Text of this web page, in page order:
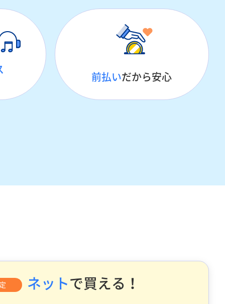
前払いだから安心
ネット で買える！